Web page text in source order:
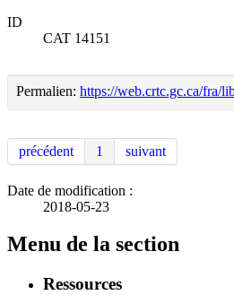
ID
CAT 14151
Permalien: https://web.crtc.gc.ca/fra/
précédent 1 suivant
Date de modification :
2018-05-23
Menu de la section
Ressources